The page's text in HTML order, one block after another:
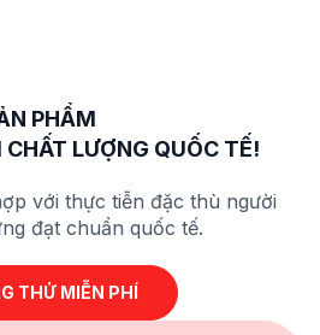
PHẨM
LƯỢNG QUỐC TẾ!
với thực tiễn đặc thù người
đạt chuẩn quốc tế.
THỬ MIỄN PHÍ